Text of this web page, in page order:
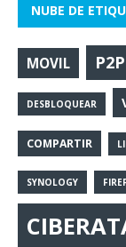
NUBE DE
MOVIL P2P
DESBLOQUEAR
COMPARTIR
SYNOLOGY